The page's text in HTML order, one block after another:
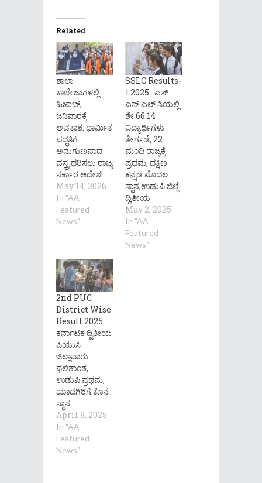
Related
ಶಾಲಾ-
ಕಾಲೇಜುಗಳಲ್ಲಿ
ಹಿಜಾಬ್,
ಜನಿವಾರಕ್ಕೆ
ಅವಕಾಶ: ಧಾರ್ಮಿಕ
ಪದ್ಧತಿಗೆ
ಅನುಗುಣವಾದ
ವಸ್ತ್ರ ಧರಿಸಲು ರಾಜ್ಯ
ಸರ್ಕಾರ ಆದೇಶ!
May 14, 2026
In "AA
Featured
News"
SSLC Results-
1 2025 : ಎಸ್
ಎಸ್ ಎಲ್ ಸಿಯಲ್ಲಿ
ಶೇ.66.14
ವಿದ್ಯಾರ್ಥಿಗಳು
ತೇರ್ಗಡೆ, 22
ಮಂದಿ ರಾಜ್ಯಕ್ಕೆ
ಪ್ರಥಮ, ದಕ್ಷಿಣ
ಕನ್ನಡ ಮೊದಲ
ಸ್ಥಾನ,ಉಡುಪಿ ಜಿಲ್ಲೆ
ದ್ವಿತೀಯ
May 2, 2025
In "AA
Featured
News"
2nd PUC
District Wise
Result 2025:
ಕರ್ನಾಟಕ ದ್ವಿತೀಯ
ಪಿಯುಸಿ
ಜಿಲ್ಲಾವಾರು
ಫಲಿತಾಂಶ,
ಉಡುಪಿ ಪ್ರಥಮ,
ಯಾದಗಿರಿಗೆ ಕೊನೆ
ಸ್ಥಾನ
April 8, 2025
In "AA
Featured
News"